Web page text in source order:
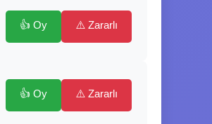
👍 Oy ⚠️ Zararlı
👍 Oy ⚠️ Zararlı